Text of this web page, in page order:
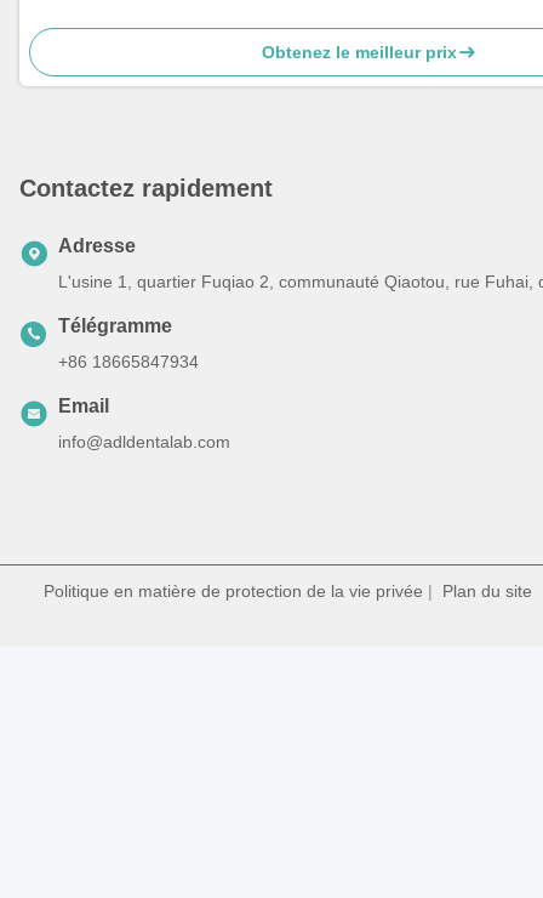
Obtenez le meilleur prix
Contactez rapidement
Adresse
L'usine 1, quartier Fuqiao 2, communauté Qiaotou, rue
Télégramme
+86 18665847934
Email
info@adldentalab.com
Politique en matière de protection de la vie privée | Plan du site